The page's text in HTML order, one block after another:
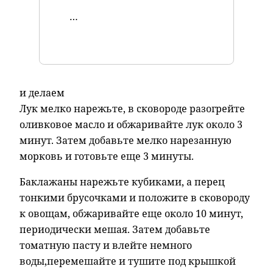
…
и делаем
Лук мелко нарежьте, в сковороде разогрейте
оливковое масло и обжаривайте лук около 3
минут. Затем добавьте мелко нарезанную
морковь и готовьте еще 3 минуты.
Баклажаны нарежьте кубиками, а перец
тонкими брусочками и положите в сковороду
к овощам, обжаривайте еще около 10 минут,
периодически мешая. Затем добавьте
томатную пасту и влейте немного
воды,перемешайте и тушите под крышкой